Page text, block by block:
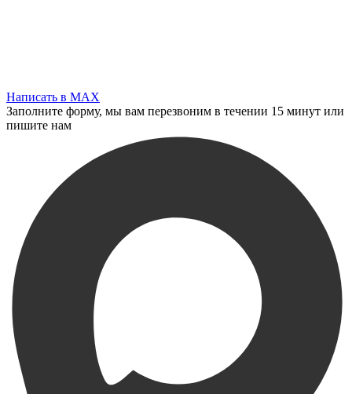
Написать в MAX
Заполните форму, мы вам перезвоним в течении 15 минут или
пишите нам